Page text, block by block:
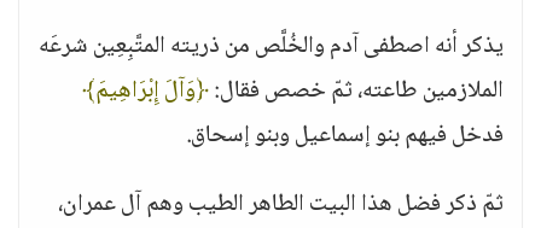
يذكر أنه اصطفى آدم والخُلَّص من ذريته المتَّبِعِين شرعَه
الملازمين طاعته، ثمّ خصص فقال:﴿وَآلَ إِبْرَاهِيمَ﴾
فدخل فيهم بنو إسماعيل وبنو إسحاق.
ثمّ ذكر فضل هذا البيت الطاهر الطيب وهم آل عمران،